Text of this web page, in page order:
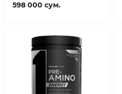
598 000 сум.